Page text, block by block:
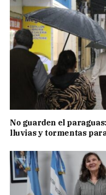
No guarden el
lluvias y tormentas